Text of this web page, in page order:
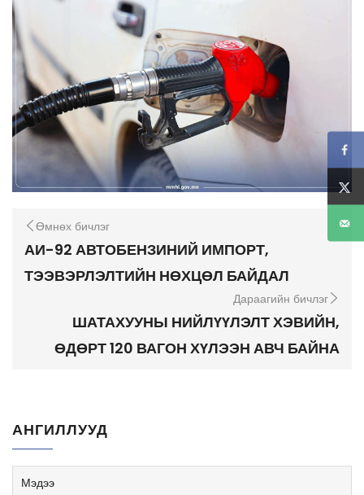
Өмнөх бичлэг
АИ-92 АВТОБЕНЗИНИЙ ИМПОРТ,
ТЭЭВЭРЛЭЛТИЙН НӨХЦӨЛ БАЙДАЛ
Дараагийн бичлэг
ШАТАХУУНЫ НИЙЛҮҮЛЭЛТ ХЭВИЙН,
ӨДӨРТ 120 ВАГОН ХҮЛЭЭН АВЧ БАЙНА
АНГИЛЛУУД
Мэдээ